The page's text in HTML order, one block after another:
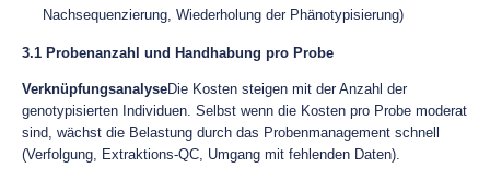
Nachsequenzierung, Wiederholung der Phänotypisierung)
3.1 Probenanzahl und Handhabung pro Probe
VerknüpfungsanalyseDie Kosten steigen mit der Anzahl der
genotypisierten Individuen. Selbst wenn die Kosten pro Probe moderat
sind, wächst die Belastung durch das Probenmanagement schnell
(Verfolgung, Extraktions-QC, Umgang mit fehlenden Daten).